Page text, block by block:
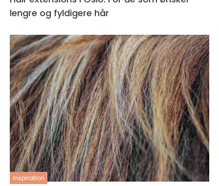
lengre og fyldigere hår
inspiration